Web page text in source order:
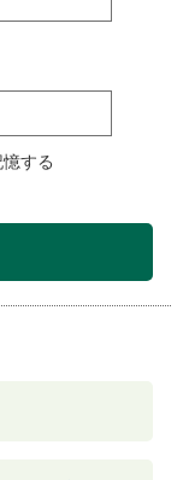
する